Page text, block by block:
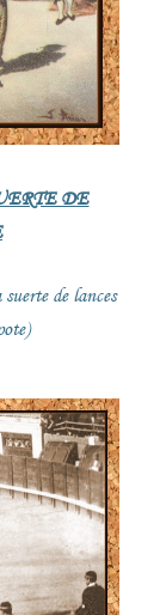
DE
de lances